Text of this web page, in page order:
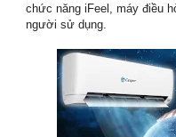
chức năng iFeel, máy điều
người sử dụng.